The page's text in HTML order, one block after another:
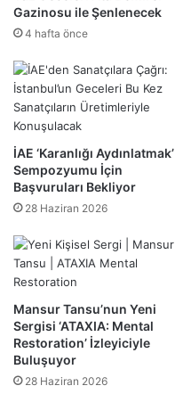
Gazinosu ile Şenlenecek
4 hafta önce
İAE ‘Karanlığı Aydınlatmak’
Sempozyumu İçin
Başvuruları Bekliyor
28 Haziran 2026
Mansur Tansu’nun Yeni
Sergisi ‘ATAXIA: Mental
Restoration’ İzleyiciyle
Buluşuyor
28 Haziran 2026